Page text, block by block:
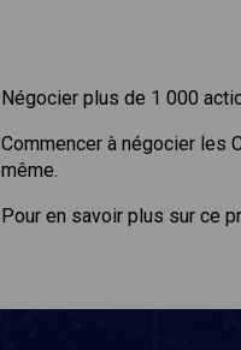
Négocier plus de 1 000
Commencer à négocier les
même.
Pour en savoir plus sur ce